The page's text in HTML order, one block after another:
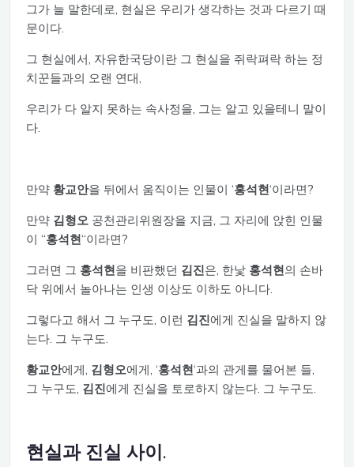
그가 늘 말한데로, 현실은 우리가 생각하는 것과 다르기 때
문이다.
그 현실에서, 자유한국당이란 그 현실을 쥐락펴락 하는 정
치꾼들과의 오랜 연대,
우리가 다 알지 못하는 속사정을, 그는 알고 있을테니 말이
다.
만약 황교안을 뒤에서 움직이는 인물이 ‘홍석현‘이라면?
만약 김형오 공천관리위원장을 지금, 그 자리에 앉힌 인물
이 “홍석현“이라면?
그러면 그 홍석현을 비판했던 김진은, 한낯 홍석현의 손바
닥 위에서 놀아나는 인생 이상도 이하도 아니다.
그렇다고 해서 그 누구도, 이런 김진에게 진실을 말하지 않
는다. 그 누구도.
황교안에게, 김형오에게, ‘홍석현‘과의 관게를 물어본 들,
그 누구도, 김진에게 진실을 토로하지 않는다. 그 누구도.
현실과 진실 사이.